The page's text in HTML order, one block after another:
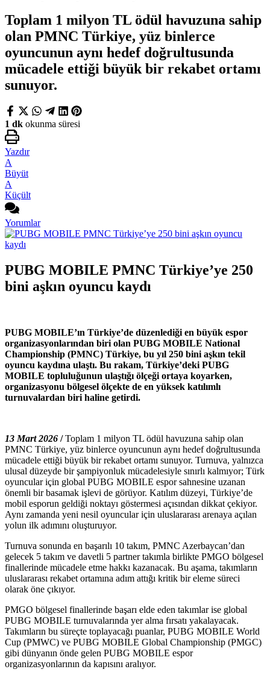
Toplam 1 milyon TL ödül havuzuna sahip
olan PMNC Türkiye, yüz binlerce
oyuncunun aynı hedef doğrultusunda
mücadele ettiği büyük bir rekabet ortamı
sunuyor.
1 dk okunma süresi
Yazdır
A
Büyüt
A
Küçült
Yorumlar
PUBG MOBILE PMNC Türkiye’ye 250
bini aşkın oyuncu kaydı
PUBG MOBILE’ın Türkiye’de düzenlediği en büyük espor
organizasyonlarından biri olan PUBG MOBILE National
Championship (PMNC) Türkiye, bu yıl 250 bini aşkın tekil
oyuncu kaydına ulaştı. Bu rakam, Türkiye’deki PUBG
MOBILE topluluğunun ulaştığı ölçeği ortaya koyarken,
organizasyonu bölgesel ölçekte de en yüksek katılımlı
turnuvalardan biri haline getirdi.
13 Mart 2026 /Toplam 1 milyon TL ödül havuzuna sahip olan
PMNC Türkiye, yüz binlerce oyuncunun aynı hedef doğrultusunda
mücadele ettiği büyük bir rekabet ortamı sunuyor. Turnuva, yalnızca
ulusal düzeyde bir şampiyonluk mücadelesiyle sınırlı kalmıyor; Türk
oyuncular için global PUBG MOBILE espor sahnesine uzanan
önemli bir basamak işlevi de görüyor. Katılım düzeyi, Türkiye’de
mobil esporun geldiği noktayı göstermesi açısından dikkat çekiyor.
Aynı zamanda yeni nesil oyuncular için uluslararası arenaya açılan
yolun ilk adımını oluşturuyor.
Turnuva sonunda en başarılı 10 takım, PMNC Azerbaycan’dan
gelecek 5 takım ve davetli 5 partner takımla birlikte PMGO bölgesel
finallerinde mücadele etme hakkı kazanacak. Bu aşama, takımların
uluslararası rekabet ortamına adım attığı kritik bir eleme süreci
olarak öne çıkıyor.
PMGO bölgesel finallerinde başarı elde eden takımlar ise global
PUBG MOBILE turnuvalarında yer alma fırsatı yakalayacak.
Takımların bu süreçte toplayacağı puanlar, PUBG MOBILE World
Cup (PMWC) ve PUBG MOBILE Global Championship (PMGC)
gibi dünyanın önde gelen PUBG MOBILE espor
organizasyonlarının da kapısını aralıyor.